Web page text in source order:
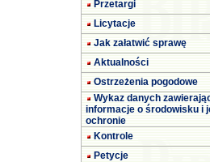
Przetargi
Licytacje
Jak załatwić sprawę
Aktualności
Ostrzeżenia pogodowe
Wykaz danych
informacje o środowisku i
ochronie
Kontrole
Petycje